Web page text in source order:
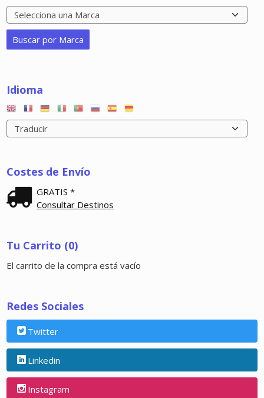
Idioma
Costes de Envío
GRATIS *
Consultar Destinos
Tu Carrito (0)
El carrito de la compra está vacío
Redes Sociales
Twitter
Linkedin
Instagram